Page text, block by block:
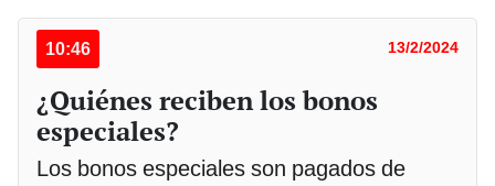
10:46 13/2/2024
¿Quiénes reciben los bonos
especiales?
Los bonos especiales son pagados de